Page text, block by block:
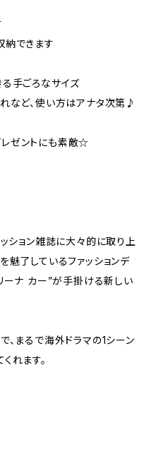
納できます
手ごろなサイズ
など、使い方はアナタ次第♪
ゼントにも素敵☆
ッション雑誌に大々的に取り上
魅了しているファッションデ
ーナ カー”が手掛ける新しい
、まるで海外ドラマの1シーン
れます。